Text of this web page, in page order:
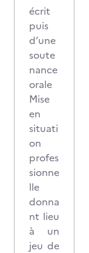
écrit
puis
d’une
soute
nance
orale
Mise
en
situati
on
profes
sionne
lle
donna
nt lieu
à un
jeu de